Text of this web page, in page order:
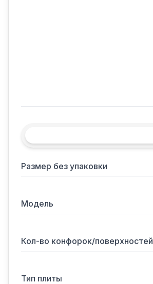
Размер без упаковки
Модель
Кол-во конфорок/поверхностей
Тип плиты